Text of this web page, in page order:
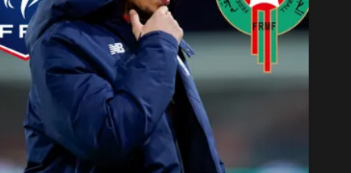
Paris sportifs